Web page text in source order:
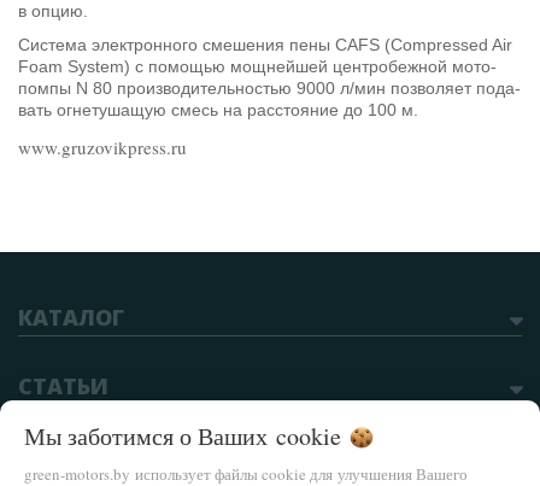
в опцию.
Си­стема элек­трон­ного сме­ше­ния пены CAFS (Compressed Air
Foam System‎) с по­мо­щью мощ­ней­шей цен­тро­беж­ной мо­то­
помпы N 80 про­из­во­ди­тель­но­стью 9000 л/мин поз­во­ляет по­да­
вать ог­не­ту­ша­щую смесь на рас­сто­я­ние до 100 м.
www.gruzovikpress.ru
КАТАЛОГ
СТАТЬИ
Мы заботимся о Ваших cookie
green-motors.by использует файлы cookie для улучшения Вашего